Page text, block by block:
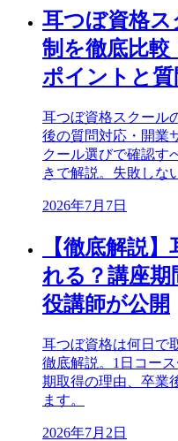
耳つぼ資格
制を徹底比較
ポイントと質
耳つぼ資格スクール
後の質問対応・開業
クール選びで確認す
きで解説。失敗しな
2026年7月7日
【徹底解説
れる？講座
役講師が公開
耳つぼ資格は何日で
徹底解説。1日コー
期取得の理由、卒業
ます。
2026年7月2日